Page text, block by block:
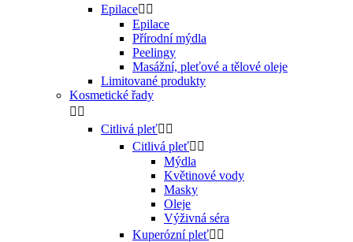
Epilace 
Epilace
Přírodní mýdla
Peelingy
Masážní, pleťové a tělové oleje
Limitované produkty
Kosmetické řady
 
Citlivá pleť 
Citlivá pleť 
Mýdla
Květinové vody
Masky
Oleje
Výživná séra
Kuperózní pleť 